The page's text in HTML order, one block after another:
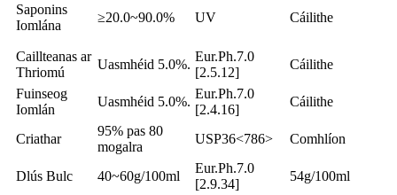
Saponins
Iomlána
≥20.0~90.0% UV Cáilithe
Caillteanas ar
Thriomú
Uasmhéid 5.0%.
Eur.Ph.7.0
[2.5.12]
Cáilithe
Fuinseog
Iomlán
Uasmhéid 5.0%.
Eur.Ph.7.0
[2.4.16]
Cáilithe
Criathar
95% pas 80
mogalra
USP36<786> Comhlíon
Dlús Bulc 40~60g/100ml
Eur.Ph.7.0
[2.9.34]
54g/100ml